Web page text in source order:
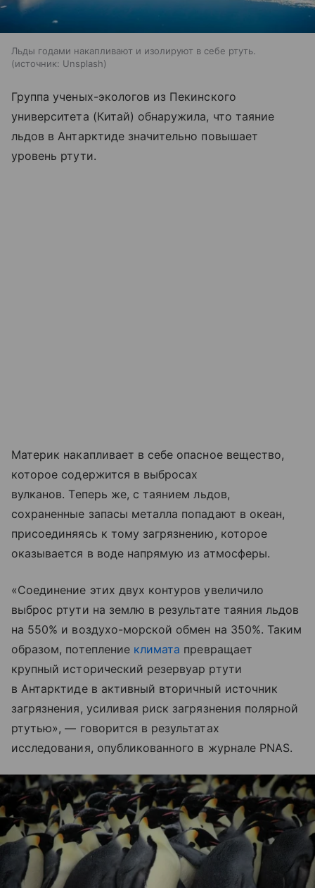
Льды годами накапливают и изолируют в себе ртуть.
источник: Unsplash
Группа ученых-экологов из Пекинского
университета (Китай) обнаружила, что таяние
льдов в Антарктиде значительно повышает
уровень ртути.
Материк накапливает в себе опасное вещество,
которое содержится в выбросах
вулканов. Теперь же, с таянием льдов,
сохраненные запасы металла попадают в океан,
присоединяясь к тому загрязнению, которое
оказывается в воде напрямую из атмосферы.
«Соединение этих двух контуров увеличило
выброс ртути на землю в результате таяния льдов
на 550% и воздухо-морской обмен на 350%. Таким
образом, потепление климата превращает
крупный исторический резервуар ртути
в Антарктиде в активный вторичный источник
загрязнения, усиливая риск загрязнения полярной
ртутью», — говорится в результатах
исследования, опубликованного в журнале PNAS.